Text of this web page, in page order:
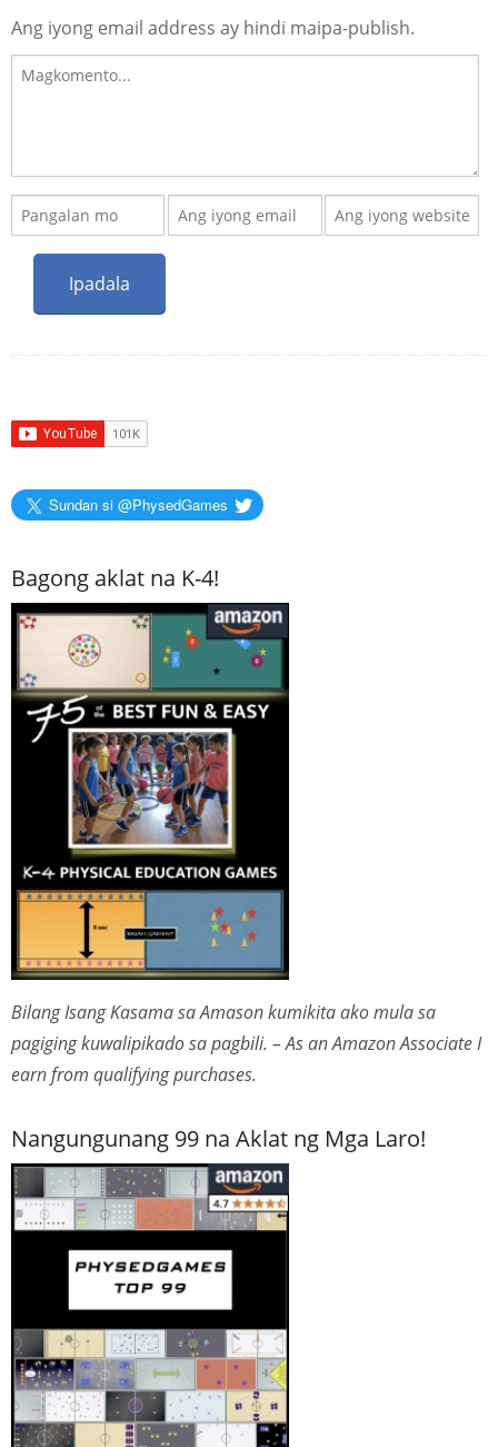
Ang iyong email address ay hindi maipa-publish.
Sundan si @PhysedGames
Bagong aklat na K-4!
Bilang Isang Kasama sa Amason kumikita ako mula sa
pagiging kuwalipikado sa pagbili. – As an Amazon Associate I
earn from qualifying purchases.
Nangungunang 99 na Aklat ng Mga Laro!